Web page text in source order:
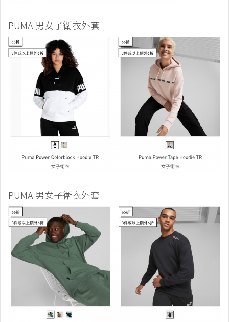
PUMA 男女子衛衣外套
PUMA 男女子衛衣外套